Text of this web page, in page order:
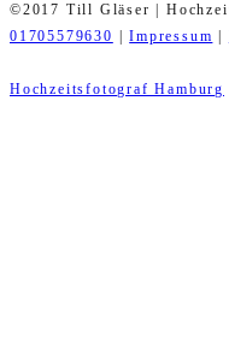
©2017 Till Gläser |
01705579630
|Impressum
Hochzeitsfotograf Hamburg